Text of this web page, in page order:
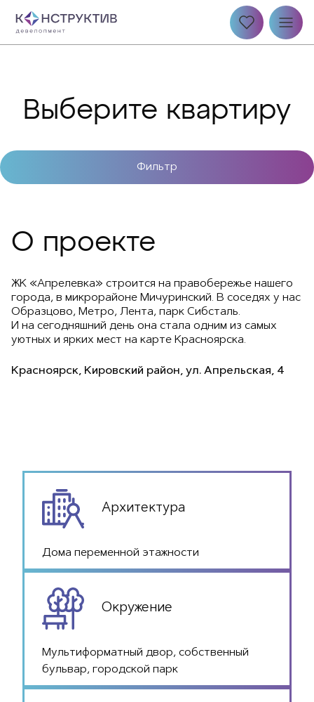
Выберите квартиру
Фильтр
О проекте
ЖК «Апрелевка» строится на правобережье нашего
города, в микрорайоне Мичуринский. В соседях у нас
Образцово, Метро, Лента, парк Сибсталь.
И на сегодняшний день она стала одним из самых
уютных и ярких мест на карте Красноярска.
Красноярск, Кировский район, ул. Апрельская, 4
Архитектура
Дома переменной этажности
Окружение
Мультиформатный двор, собственный
бульвар, городской парк